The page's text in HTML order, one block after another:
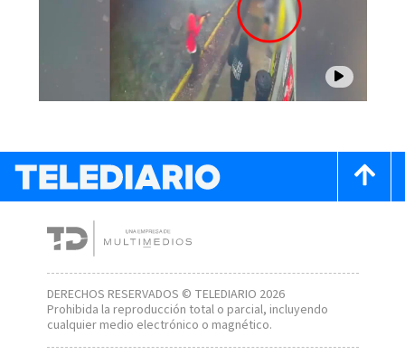
DERECHOS RESERVADOS © TELEDIARIO 2026
Prohibida la reproducción total o parcial, incluyendo
cualquier medio electrónico o magnético.